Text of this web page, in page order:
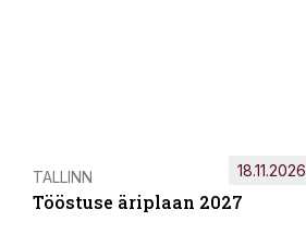
TALLINN
Tööstuse äriplaan 2027
18.11.2026